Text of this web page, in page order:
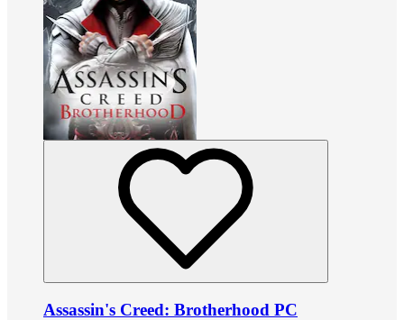
Assassin's Creed: Brotherhood PC